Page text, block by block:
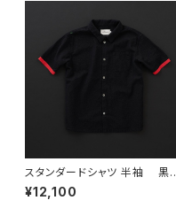
スタンダードシャツ 半袖 黒×
赤
¥12,100